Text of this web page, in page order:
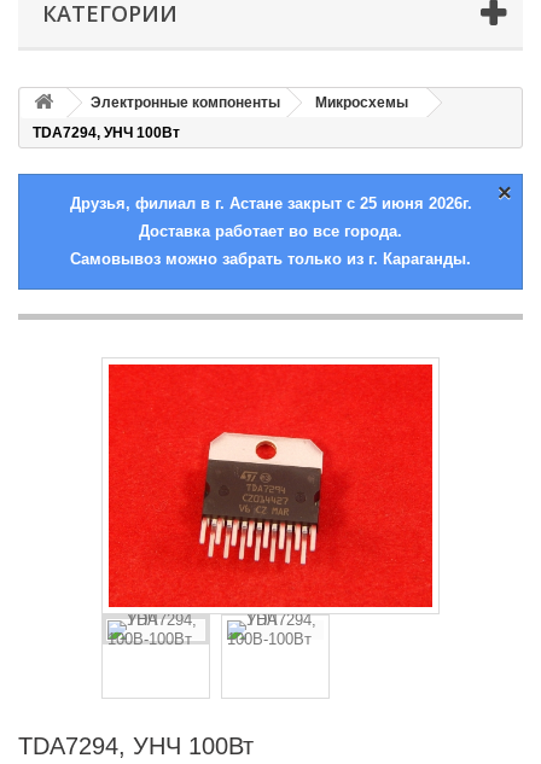
КАТЕГОРИИ
Электронные компоненты
Микросхемы
TDA7294, УНЧ 100Вт
×
Друзья, филиал в г. Астане закрыт с 25 июня 2026г.
Доставка работает во все города.
Самовывоз можно забрать только из г. Караганды.
TDA7294, УНЧ 100Вт